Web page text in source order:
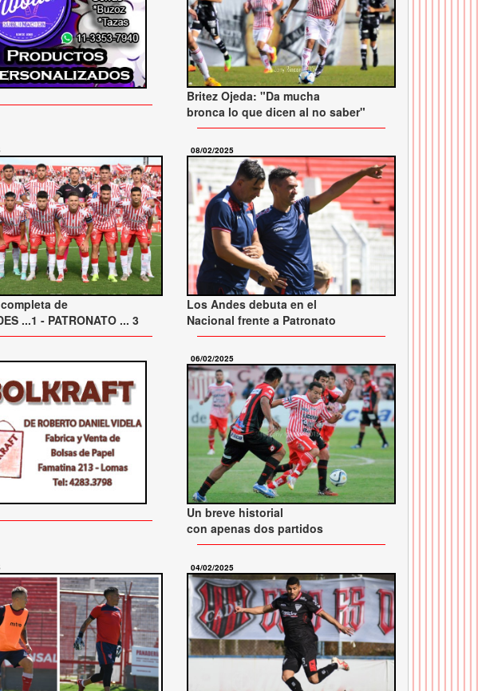
Britez Ojeda: "Da mucha
bronca lo que dicen al no saber"
de
...1 - PATRONATO ... 3
08/02/2025
Los Andes debuta en el
Nacional frente a Patronato
06/02/2025
Un breve historial
con apenas dos partidos
04/02/2025